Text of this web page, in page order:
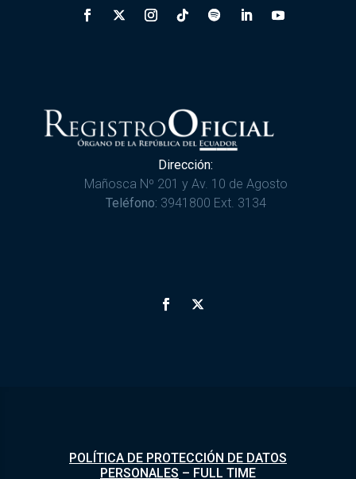
Dirección:
Mañosca Nº 201 y Av. 10 de Agosto
Teléfono: 3941800 Ext. 3134
POLÍTICA DE PROTECCIÓN DE DATOS
PERSONALES – FULL TIME